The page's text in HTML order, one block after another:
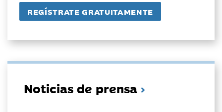
Noticias de prensa